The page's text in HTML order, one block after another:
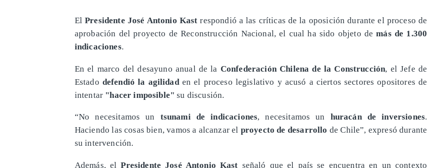
ElPresidente José Antonio Kast respondió a las críticas de la oposición durante el proceso de
aprobación del proyecto de Reconstrucción Nacional, el cual ha sido objeto demás de 1.300
indicaciones.
En el marco del desayuno anual de la Confederación Chilena de la Construcción, el Jefe de
Estado defendió la agilidaden el proceso legislativo y acusó a ciertos sectores opositores de
intentar "hacer imposible" su discusión.
“No necesitamos un tsunami de indicaciones, necesitamos un huracán de inversiones.
Haciendo las cosas bien, vamos a alcanzar el proyecto de desarrollo de Chile”, expresó durante
su intervención.
Además, elPresidente José Antonio Kast señaló que el país se encuentra en un contexto